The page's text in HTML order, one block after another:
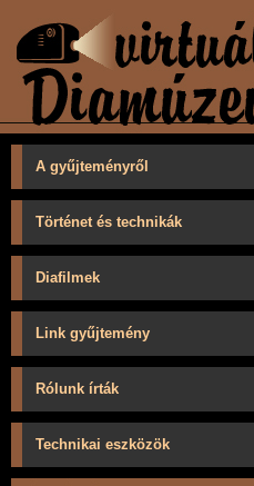
A gyűjteményről
Történet és technikák
Diafilmek
Link gyűjtemény
Rólunk írták
Technikai eszközök